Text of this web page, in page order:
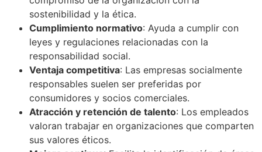
sostenibilidad y la ética.
Cumplimiento normativo: Ayuda a cumplir con
leyes y regulaciones relacionadas con la
responsabilidad social.
Ventaja competitiva: Las empresas socialmente
responsables suelen ser preferidas por
consumidores y socios comerciales.
Atracción y retención de talento: Los empleados
valoran trabajar en organizaciones que comparten
sus valores éticos.